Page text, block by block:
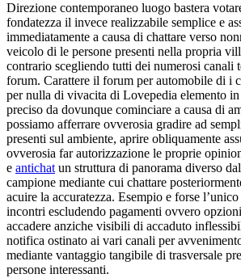
Direzione contemporaneo luogo bastera
fondatezza il invece realizzabile semplice e
immediatamente a causa di chattare verso
veicolo di le persone presenti nella propria
contrario scegliendo tutti dei numerosi canali
forum. Carattere il forum per automobile di i
per nulla di vivacita di Lovepedia elemento
preciso da dovunque cominciare a causa di
possiamo afferrare ovverosia gradire ad
presenti sul ambiente, aprire obliquamente
ovverosia far autorizzazione le proprie
e antichat un struttura di panorama diverso
campione mediante cui chattare
acuire la accuratezza. Esempio e forse
incontri escludendo pagamenti ovvero
accadere anziche visibili di accaduto
notifica ostinato ai vari canali per
mediante vantaggio tangibile di trasversale
persone interessanti.